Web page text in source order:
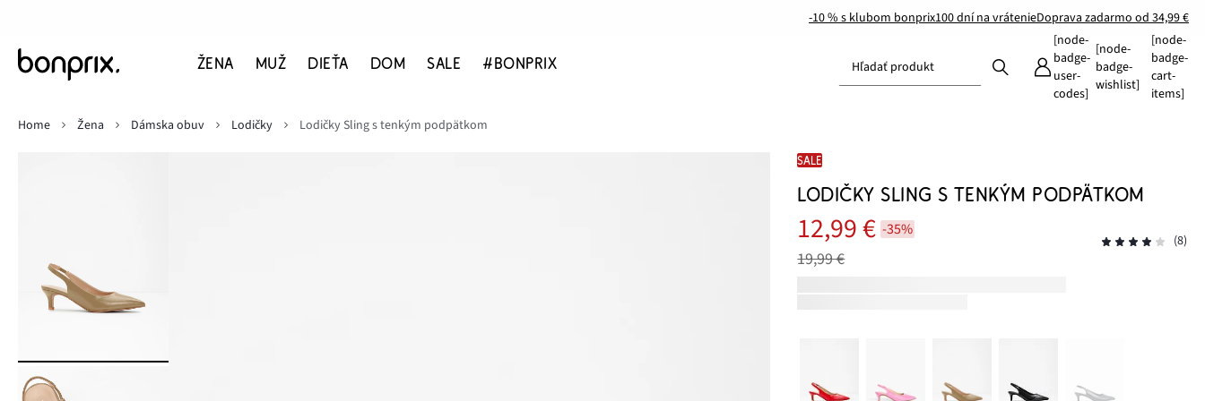
-10 % s klubom bonprix100 dní na vrátenieDoprava zadarmo od 34,99 €
ŽENA MUŽ DIEŤA DOM SALE #BONPRIX Hľadať produkt
[node-
badge-
user-
codes]
[node-
badge-
wishlist]
[node-
badge-
cart-
items]
Home
Žena Dámska obuv Lodičky Lodičky Sling s tenkým podpätkom
SALE
LODIČKY SLING S TENKÝM PODPÄTKOM
12,99 € -35%
19,99 €
(8)